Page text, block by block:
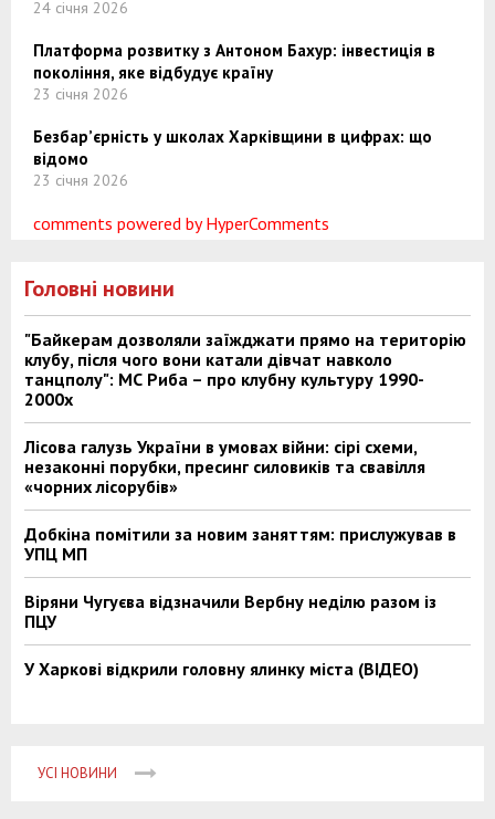
24 січня 2026
Платформа розвитку з Антоном Бахур: інвестиція в
покоління, яке відбудує країну
23 січня 2026
Безбар’єрність у школах Харківщини в цифрах: що
відомо
23 січня 2026
comments powered by HyperComments
Головні новини
"Байкерам дозволяли заїжджати прямо на територію
клубу, після чого вони катали дівчат навколо
танцполу": МС Риба – про клубну культуру 1990-
2000х
Лісова галузь України в умовах війни: сірі схеми,
незаконні порубки, пресинг силовиків та свавілля
«чорних лісорубів»
Добкіна помітили за новим заняттям: прислужував в
УПЦ МП
Віряни Чугуєва відзначили Вербну неділю разом із
ПЦУ
У Харкові відкрили головну ялинку міста (ВІДЕО)
УСІ НОВИНИ